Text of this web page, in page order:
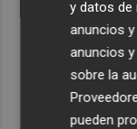
y datos de
anuncios
anuncios
sobre la
pueden